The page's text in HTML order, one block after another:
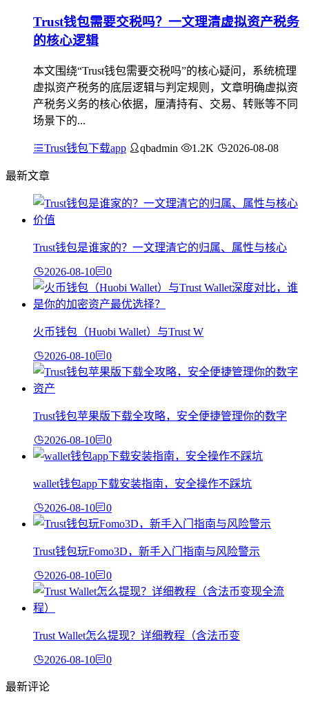
Trust钱包需要交税吗？一文理清虚拟资产税务
的核心逻辑
本文围绕“Trust钱包需要交税吗”的核心疑问，系统梳理
虚拟资产税务的底层逻辑与判定规则，文章明确虚拟资
产税务义务的核心依据，厘清持有、交易、转账等不同
场景下的...
Trust钱包下载app qbadmin 1.2K 2026-08-08
最新文章
Trust钱包是谁家的？一文理清它的归属、属性与核心
2026-08-10 0
火币钱包（Huobi Wallet）与Trust W
2026-08-10 0
Trust钱包苹果版下载全攻略，安全便捷管理你的数字
2026-08-10 0
wallet钱包app下载安装指南，安全操作不踩坑
2026-08-10 0
Trust钱包玩Fomo3D，新手入门指南与风险警示
2026-08-10 0
Trust Wallet怎么提现？详细教程（含法币变
2026-08-10 0
最新评论